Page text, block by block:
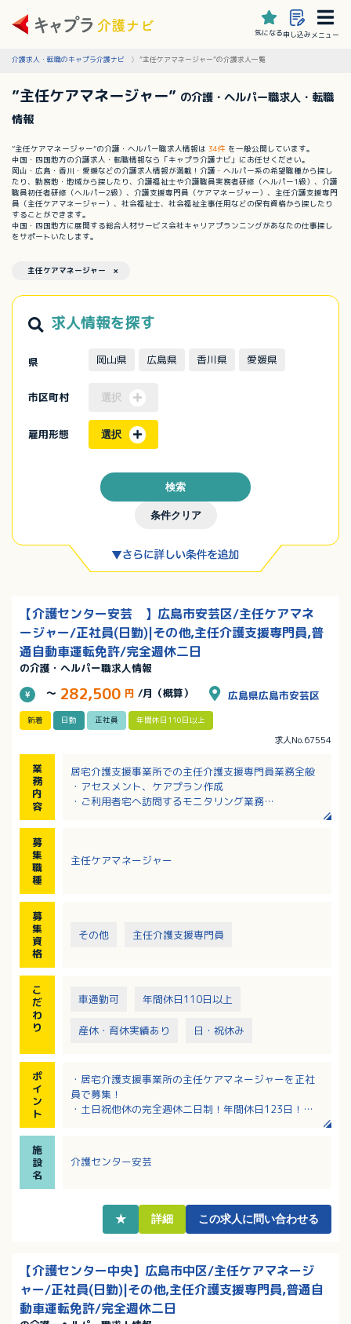
気になる申し込みメニュー
介護求人・転職のキャプラ介護ナビ ”主任ケアマネージャー”の介護求人一覧
”主任ケアマネージャー” の介護・ヘルパー職求人・転職
情報
”主任ケアマネージャー”の介護・ヘルパー職求人情報は 34件 を一般公開しています。
中国・四国地方の介護求人・転職情報なら「キャプラ介護ナビ」にお任せください。
岡山・広島・香川・愛媛などの介護求人情報が満載！介護・ヘルパー系の希望職種から探し
たり、勤務地・地域から探したり、介護福祉士や介護職員実務者研修（ヘルパー1級）、介護
職員初任者研修（ヘルパー2級）、介護支援専門員（ケアマネージャー）、主任介護支援専門
員（主任ケアマネージャー）、社会福祉士、社会福祉主事任用などの保有資格から探したり
することができます。
中国・四国地方に展開する総合人材サービス会社キャリアプランニングがあなたの仕事探し
をサポートいたします。
主任ケアマネージャー ×
求人情報を探す
県 岡山県 広島県 香川県 愛媛県
市区町村 選択
雇用形態 選択
条件クリア
検索
【介護センター安芸 】広島市安芸区/主任ケアマネ
ージャー/正社員(日勤)|その他,主任介護支援専門員,普
通自動車運転免許/完全週休二日
の介護・ヘルパー職求人情報
～ 282,500 円 /月（概算） 広島県広島市安芸区
新着 日勤 正社員 年間休日110日以上
求人No.67554
業
務
内
容
居宅介護支援事業所での主任介護支援専門員業務全般
・アセスメント、ケアプラン作成
・ご利用者宅へ訪問するモニタリング業務
ずつ改善できるようなケアプランを作成し、チームケ
募
集
職
種
主任ケアマネージャー
募
集
資
格
その他 主任介護支援専門員
こ
だ
わ
り
車通勤可 年間休日110日以上
産休・育休実績あり 日・祝休み
ポ
イ
ン
ト
・居宅介護支援事業所の主任ケアマネージャーを正社
員で募集！
・土日祝他休の完全週休二日制！年間休日123日！
・資格取得支援があり、スキルアップも目指せます！
・産育休からの復職率100％。働きやすい環境です！
施
設
名
介護センター安芸
★ 詳細 この求人に問い合わせる
【介護センター中央】広島市中区/主任ケアマネージ
ャー/正社員(日勤)|その他,主任介護支援専門員,普通自
動車運転免許/完全週休二日